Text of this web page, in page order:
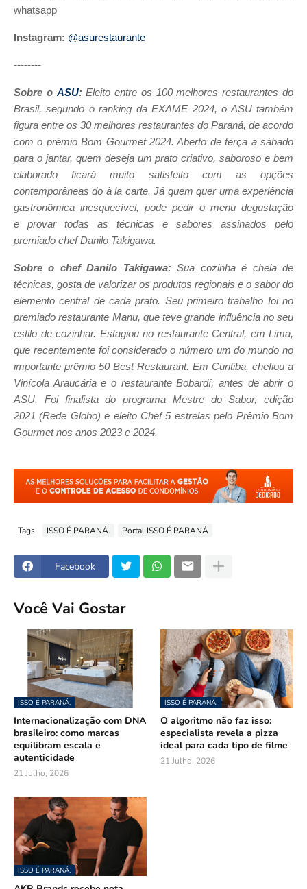
whatsapp
Instagram: @asurestaurante
--------
Sobre o ASU: Eleito entre os 100 melhores restaurantes do
Brasil, segundo o ranking da EXAME 2024, o ASU também
figura entre os 30 melhores restaurantes do Paraná, de acordo
com o prêmio Bom Gourmet 2024. Aberto de terça a sábado
para o jantar, quem deseja um prato criativo, saboroso e bem
elaborado ficará muito satisfeito com as opções
contemporâneas do à la carte. Já quem quer uma experiência
gastronômica inesquecível, pode pedir o menu degustação
e provar todas as técnicas e sabores assinados pelo
premiado chef Danilo Takigawa.
Sobre o chef Danilo Takigawa:Sua cozinha é cheia de
técnicas, gosta de valorizar os produtos regionais e o sabor do
elemento central de cada prato. Seu primeiro trabalho foi no
premiado restaurante Manu, que teve grande influência no seu
estilo de cozinhar. Estagiou no restaurante Central, em Lima,
que recentemente foi considerado o número um do mundo no
importante prêmio 50 Best Restaurant. Em Curitiba, chefiou a
Vinícola Araucária e o restaurante Bobardí, antes de abrir o
ASU. Foi finalista do programa Mestre do Sabor, edição
2021 (Rede Globo) e eleito Chef 5 estrelas pelo Prêmio Bom
Gourmet nos anos 2023 e 2024.
Tags ISSO É PARANÁ. Portal ISSO É PARANÁ
Facebook
Você Vai Gostar
ISSO É PARANÁ.
Internacionalização com DNA
brasileiro: como marcas
equilibram escala e
autenticidade
21 Julho, 2026
ISSO É PARANÁ.
O algoritmo não faz isso:
especialista revela a pizza
ideal para cada tipo de filme
21 Julho, 2026
ISSO É PARANÁ.